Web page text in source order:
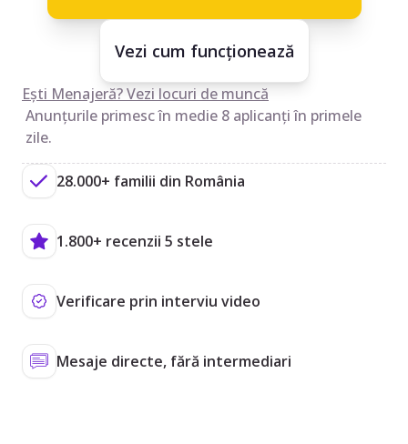
Vezi cum funcționează
Ești Menajeră? Vezi locuri de muncă
Anunțurile primesc în medie 8 aplicanți în primele
zile.
28.000+ familii din România
1.800+ recenzii 5 stele
Verificare prin interviu video
Mesaje directe, fără intermediari